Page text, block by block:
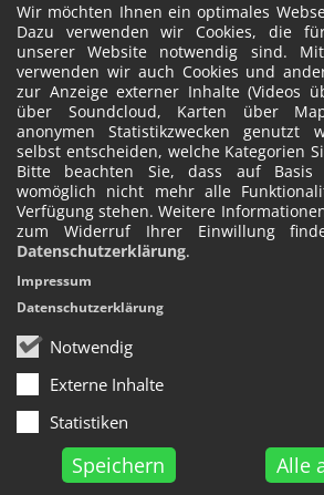
Wir möchten Ihnen ein optimales
Dazu verwenden wir Cookies, die
unserer Website notwendig sind.
verwenden wir auch Cookies und
zur Anzeige externer Inhalte (Videos
über Soundcloud, Karten über
anonymen Statistikzwecken genutzt
selbst entscheiden, welche Kategorien
Bitte beachten Sie, dass auf Basis
womöglich nicht mehr alle
Verfügung stehen. Weitere
zum Widerruf Ihrer Einwillung
Datenschutzerklärung.
Notwendig
Externe Inhalte
Statistiken
Speichern Alle
Impressum
Datenschutzerklärung